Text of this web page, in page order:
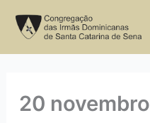
20 novembro
novembro